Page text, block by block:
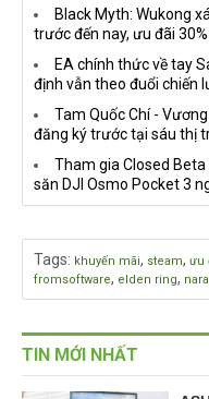
đang quá tham?
Black Myth: Wukong
trước đến nay, ưu đãi
EA chính thức về tay
định vẫn theo đuổi chiến
Tam Quốc Chí -
đăng ký trước tại sáu thị
Tham gia Closed Beta
săn DJI Osmo Pocket 3
Tags: khuyến mãi, steam, ưu
fromsoftware, elden ring,
TIN MỚI NHẤT